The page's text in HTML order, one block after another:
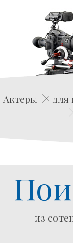
Актеры для
из